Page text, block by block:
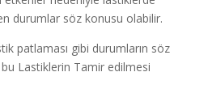
durumlar söz konusu olabilir.
patlaması gibi durumların söz
Lastiklerin Tamir edilmesi